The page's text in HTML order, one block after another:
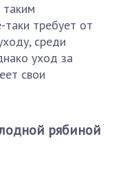
таки требует от
среди
уход за
свои
рябиной